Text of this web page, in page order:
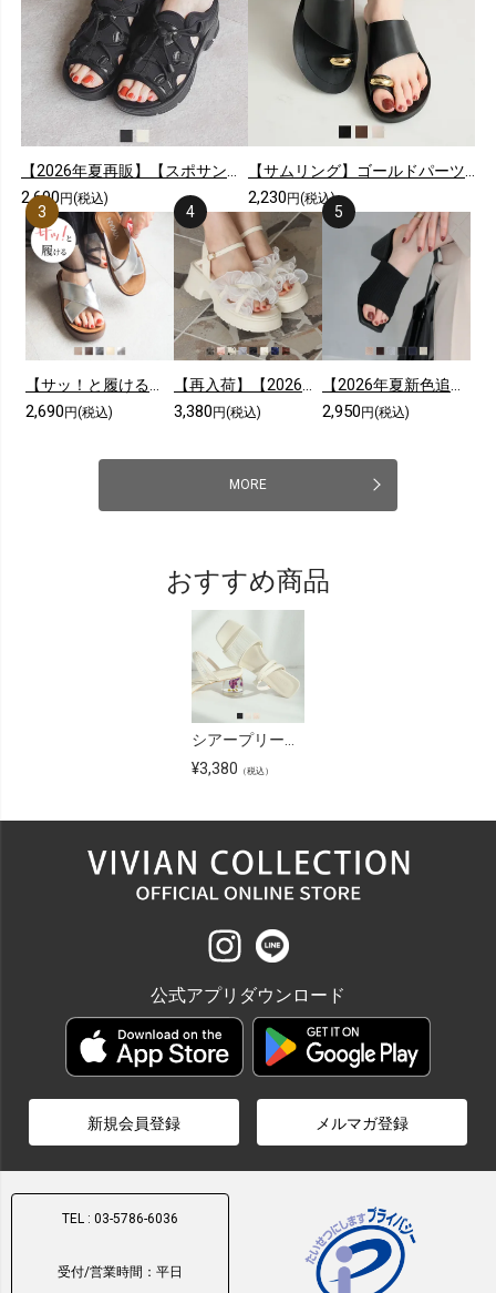
2,690円(税込) 2,230円(税込)
2,690円(税込) 3,380円(税込) 2,950円(税込)
MORE
おすすめ商品
¥3,380 （税込）
公式アプリダウンロード
新規会員登録 メルマガ登録
TEL : 03-5786-6036
受付/営業時間：平日